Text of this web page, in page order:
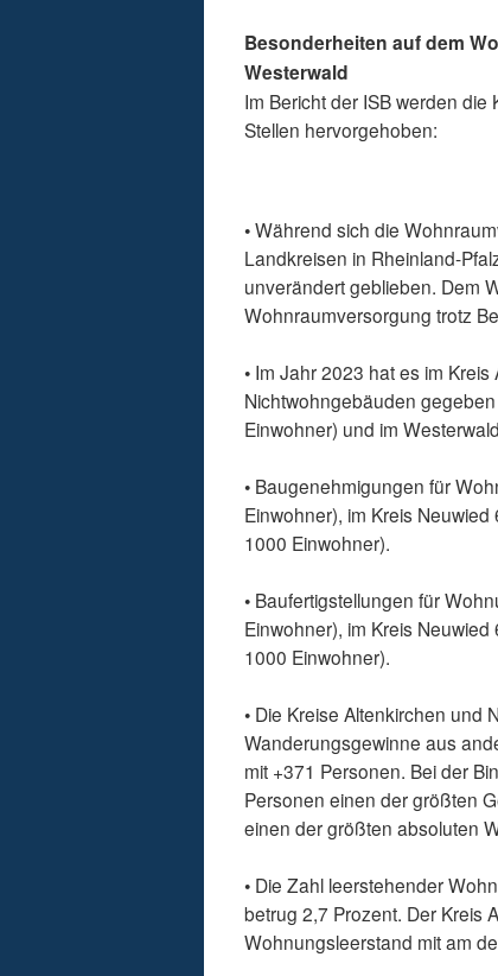
Besonderheiten auf dem
Westerwald
Im Bericht der ISB werden
Stellen hervorgehoben:
• Während sich die
Landkreisen in Rheinland-
unverändert geblieben. Dem
Wohnraumversorgung trotz
• Im Jahr 2023 hat es im
Nichtwohngebäuden
Einwohner) und im
• Baugenehmigungen für
Einwohner), im Kreis
1000 Einwohner).
• Baufertigstellungen für
Einwohner), im Kreis
1000 Einwohner).
• Die Kreise Altenkirchen
Wanderungsgewinne aus
mit +371 Personen. Bei der
Personen einen der größten
einen der größten absoluten
• Die Zahl leerstehender
betrug 2,7 Prozent. Der Kreis
Wohnungsleerstand mit am